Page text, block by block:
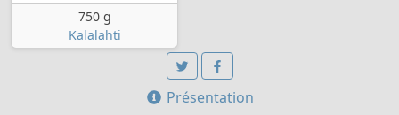
750 g
Kalalahti
Présentation